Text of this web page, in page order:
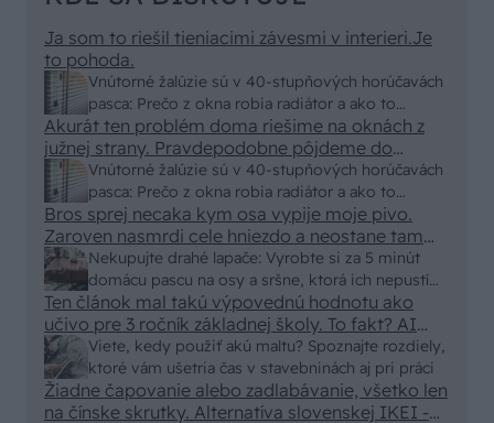
Vnútorné žalúzie sú v 40-stupňových horúčavách
pasca: Prečo z okna robia radiátor a ako to
vyriešiť za pár eur?
Ja som to riešil tieniacimi závesmi v interieri.Je
to pohoda.
Vnútorné žalúzie sú v 40-stupňových horúčavách
pasca: Prečo z okna robia radiátor a ako to
vyriešiť za pár eur?
Akurát ten problém doma riešime na oknách z
južnej strany. Pravdepodobne pôjdeme do
vonkajšieho tienenia na spôsob markízy
250x150cm. Čínsky predajcovia idú okolo 100
eur kus.
Nekupujte drahé lapače: Vyrobte si za 5 minút
domácu pascu na osy a sršne, ktorá ich nepustí
von
Bros sprej necaka kym osa vypije moje pivo.
Zaroven nasmrdi cele hniezdo a neostane tam
nic zive. Vasa pasca naucinke moc efektivne.
Skor pritiahne slimaky
Viete, kedy použiť akú maltu? Spoznajte rozdiely,
ktoré vám ušetria čas v stavebninách aj pri práci
Ten článok mal takú výpovednú hodnotu ako
učivo pre 3 ročník základnej školy. To fakt? AI
alebo nejaka kniha z VŠ? Dnešné rychlotvrdnuce
malty - pevnosť 40 Mpa a doba schnutia tak 15
minut , k tomu vodotesné s kryštálikou. A rozdiel
- schnutie a zretie. Nič?
Žiadne čapovanie alebo zadlabávanie, všetko len
na čínske skrutky. Alternatíva slovenskej IKEI -